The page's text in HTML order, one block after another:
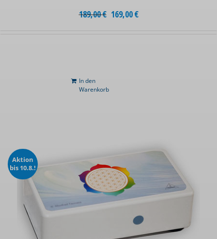
189,00€ 169,00€
In den
Warenkorb
Aktion
bis 10.8.!